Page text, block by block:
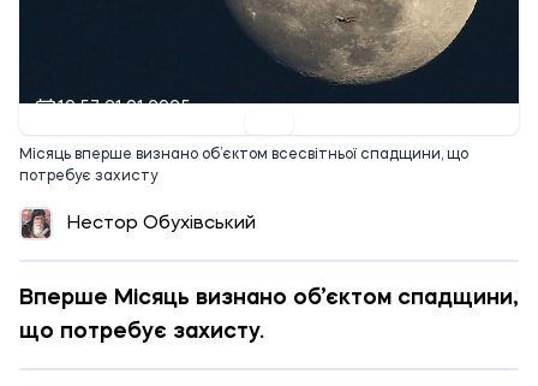
10:57 21.01.2025
Місяць вперше визнано об’єктом всесвітньої спадщини, що
потребує захисту
Нестор Обухівський
Вперше Місяць визнано об’єктом спадщини,
що потребує захисту.